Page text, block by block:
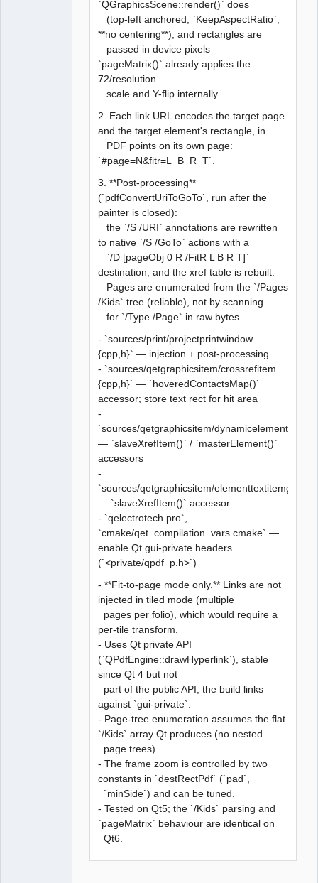
`QGraphicsScene::render()` does
(top-left anchored, `KeepAspectRatio`,
**no centering**), and rectangles are
passed in device pixels —
`pageMatrix()` already applies the
72/resolution
scale and Y-flip internally.
2. Each link URL encodes the target page
and the target element's rectangle, in
PDF points on its own page:
`#page=N&fitr=L_B_R_T`.
3. **Post-processing**
(`pdfConvertUriToGoTo`, run after the
painter is closed):
the `/S /URI` annotations are rewritten
to native `/S /GoTo` actions with a
`/D [pageObj 0 R /FitR L B R T]`
destination, and the xref table is rebuilt.
Pages are enumerated from the `/Pages
/Kids` tree (reliable), not by scanning
for `/Type /Page` in raw bytes.
- `sources/print/projectprintwindow.
{cpp,h}` — injection + post-processing
- `sources/qetgraphicsitem/crossrefitem.
{cpp,h}` — `hoveredContactsMap()`
accessor; store text rect for hit area
-
`sources/qetgraphicsitem/
— `slaveXrefItem()` / `masterElement()`
accessors
-
`sources/qetgraphicsitem/
— `slaveXrefItem()` accessor
- `qelectrotech.pro`,
`cmake/qet_compilation_vars.cmake` —
enable Qt gui-private headers
(`<private/qpdf_p.h>`)
- **Fit-to-page mode only.** Links are not
injected in tiled mode (multiple
pages per folio), which would require a
per-tile transform.
- Uses Qt private API
(`QPdfEngine::drawHyperlink`), stable
since Qt 4 but not
part of the public API; the build links
against `gui-private`.
- Page-tree enumeration assumes the flat
`/Kids` array Qt produces (no nested
page trees).
- The frame zoom is controlled by two
constants in `destRectPdf` (`pad`,
`minSide`) and can be tuned.
- Tested on Qt5; the `/Kids` parsing and
`pageMatrix` behaviour are identical on
Qt6.